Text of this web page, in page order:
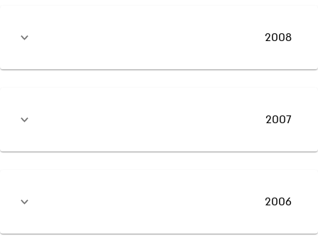
2008
2007
2006